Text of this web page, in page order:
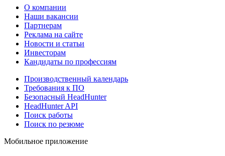
О компании
Наши вакансии
Партнерам
Реклама на сайте
Новости и статьи
Инвесторам
Кандидаты по профессиям
Производственный календарь
Требования к ПО
Безопасный HeadHunter
HeadHunter API
Поиск работы
Поиск по резюме
Мобильное приложение